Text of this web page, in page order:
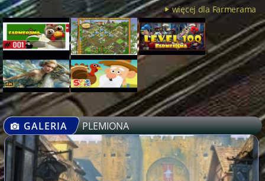
więcej dla Farmerama
GALERIA PLEMIONA